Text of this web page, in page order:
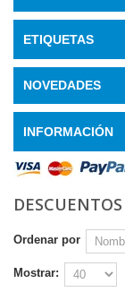
ETIQUETAS
NOVEDADES
INFORMACIÓN
DESCUENTOS
Ordenar por
Mostrar: